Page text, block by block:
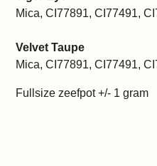
Mica, CI77891, CI77491,
Velvet Taupe
Mica, CI77891, CI77491,
Fullsize zeefpot +/- 1 gram